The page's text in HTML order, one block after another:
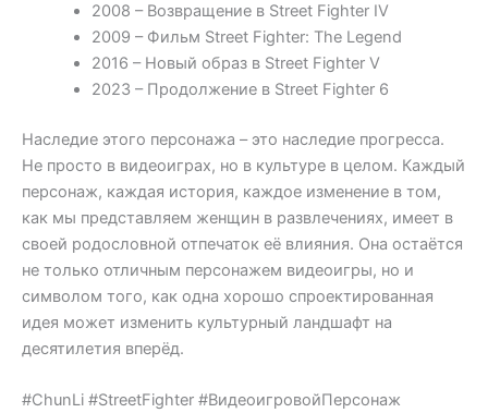
2008 – Возвращение в Street Fighter IV
2009 – Фильм Street Fighter: The Legend
2016 – Новый образ в Street Fighter V
2023 – Продолжение в Street Fighter 6
Наследие этого персонажа – это наследие прогресса.
Не просто в видеоиграх, но в культуре в целом. Каждый
персонаж, каждая история, каждое изменение в том,
как мы представляем женщин в развлечениях, имеет в
своей родословной отпечаток её влияния. Она остаётся
не только отличным персонажем видеоигры, но и
символом того, как одна хорошо спроектированная
идея может изменить культурный ландшафт на
десятилетия вперёд.
#ChunLi #StreetFighter #ВидеоигровойПерсонаж